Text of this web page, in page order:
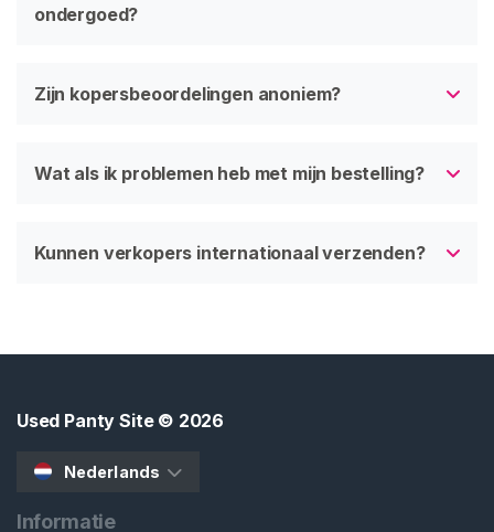
ondergoed?
Zijn kopersbeoordelingen anoniem?
Wat als ik problemen heb met mijn bestelling?
Kunnen verkopers internationaal verzenden?
Used Panty Site© 2026
Nederlands
Informatie